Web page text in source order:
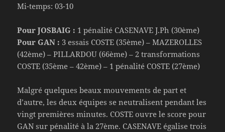
Mi-temps: 03-10
Pour JOSBAIG : 1 pénalité CASENAVE J.Ph (30ème)
Pour GAN : 3 essais COSTE (35ème) – MAZEROLLES
(42ème) – PILLARDOU (66ème) – 2 transformations
COSTE (35ème – 42ème) – 1 pénalité COSTE (27ème)
Malgré quelques beaux mouvements de part et
d’autre, les deux équipes se neutralisent pendant les
vingt premières minutes. COSTE ouvre le score pour
GAN sur pénalité à la 27ème. CASENAVE égalise trois